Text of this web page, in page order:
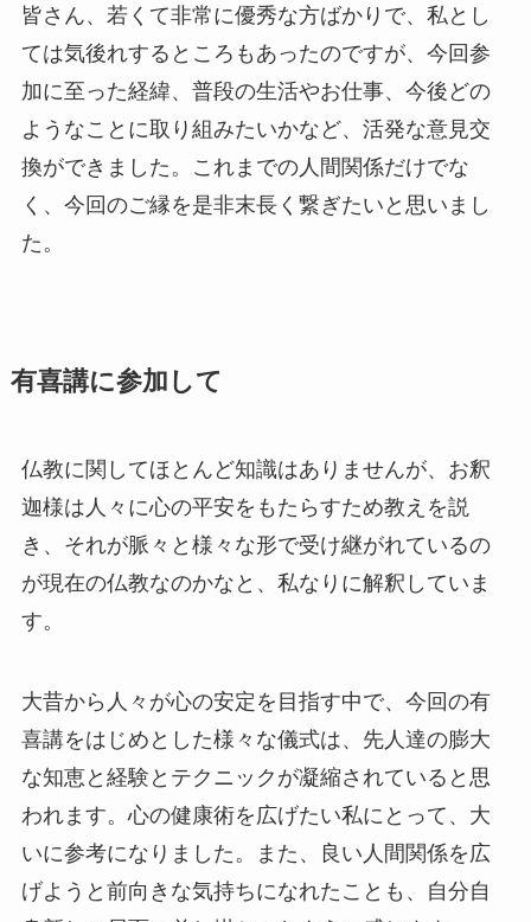
皆さん、若くて非常に優秀な方ばかりで、私とし
ては気後れするところもあったのですが、今回参
加に至った経緯、普段の生活やお仕事、今後どの
ようなことに取り組みたいかなど、活発な意見交
換ができました。これまでの人間関係だけでな
く、今回のご縁を是非末長く繋ぎたいと思いまし
た。
有喜講に参加して
仏教に関してほとんど知識はありませんが、お釈
迦様は人々に心の平安をもたらすため教えを説
き、それが脈々と様々な形で受け継がれているの
が現在の仏教なのかなと、私なりに解釈していま
す。
大昔から人々が心の安定を目指す中で、今回の有
喜講をはじめとした様々な儀式は、先人達の膨大
な知恵と経験とテクニックが凝縮されていると思
われます。心の健康術を広げたい私にとって、大
いに参考になりました。また、良い人間関係を広
げようと前向きな気持ちになれたことも、自分自